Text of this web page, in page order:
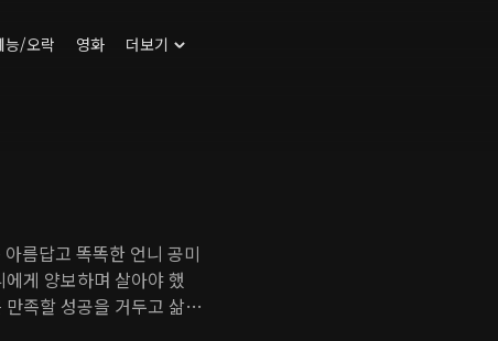
능/오락 영화 더보기
름답고 똑똑한 언니 공미
게 양보하며 살아야 했
족할 성공을 거두고 삶을